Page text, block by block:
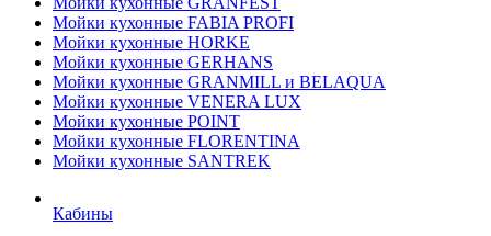
Мойки кухонные FABIA PROFI
Мойки кухонные HORKE
Мойки кухонные GERHANS
Мойки кухонные GRANMILL и BELAQUA
Мойки кухонные VENERA LUX
Мойки кухонные POINT
Мойки кухонные FLORENTINA
Мойки кухонные SANTREK
Кабины